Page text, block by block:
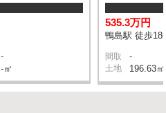
-
-㎡
535.3万円
鴨島駅 徒歩18
間取 -
土地 196.63㎡